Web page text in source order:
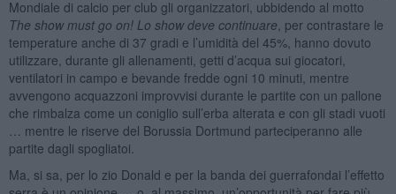
Mondiale di calcio per club gli organizzatori, ubbidendo al motto
The show must go on! Lo show deve continuare , per contrastare le
temperature anche di 37 gradi e l’umidità del 45%, hanno dovuto
utilizzare, durante gli allenamenti, getti d’acqua sui giocatori,
ventilatori in campo e bevande fredde ogni 10 minuti, mentre
avvengono acquazzoni improvvisi durante le partite con un pallone
che rimbalza come un coniglio sull’erba alterata e con gli stadi vuoti
… mentre le riserve del Borussia Dortmund parteciperanno alle
partite dagli spogliatoi.
Ma, si sa, per lo zio Donald e per la banda dei guerrafondai l’effetto